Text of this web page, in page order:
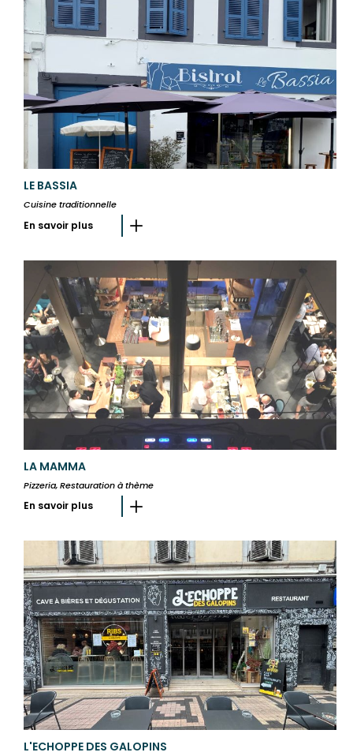
LE BASSIA
Cuisine traditionnelle
En savoir plus
LA MAMMA
Pizzeria, Restauration à thème
En savoir plus
L'ECHOPPE DES GALOPINS